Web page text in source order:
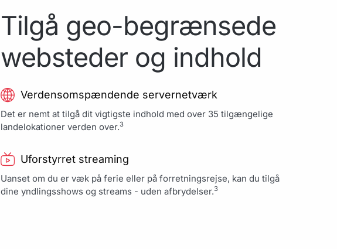
Tilgå geo-begrænsede
websteder og indhold
Verdensomspændende servernetværk
Det er nemt at tilgå dit vigtigste indhold med over 35 tilgængelige
landelokationer verden over.3
Uforstyrret streaming
Uanset om du er væk på ferie eller på forretningsrejse, kan du tilgå
dine yndlingsshows og streams - uden afbrydelser.3